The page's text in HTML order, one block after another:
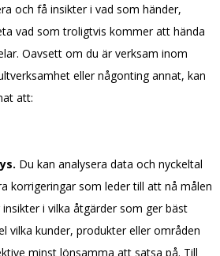
och få insikter i vad som händer,
vad som troligtvis kommer att hända
Oavsett om du är verksam inom
eller någonting annat, kan
att:
Du kan analysera data och nyckeltal
korrigeringar som leder till att nå målen
i vilka åtgärder som ger bäst
vilka kunder, produkter eller områden
minst lönsamma att satsa på. Till